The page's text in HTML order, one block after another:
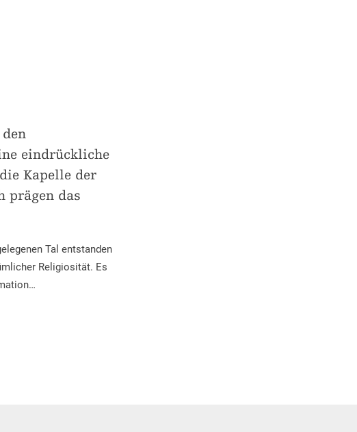
eindrückliche
Kapelle der
prägen das
Tal entstanden
Religiosität. Es